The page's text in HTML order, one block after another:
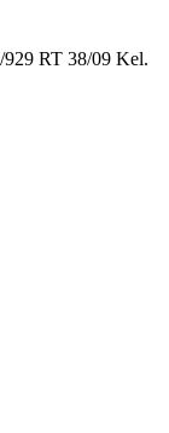
929 RT 38/09 Kel.